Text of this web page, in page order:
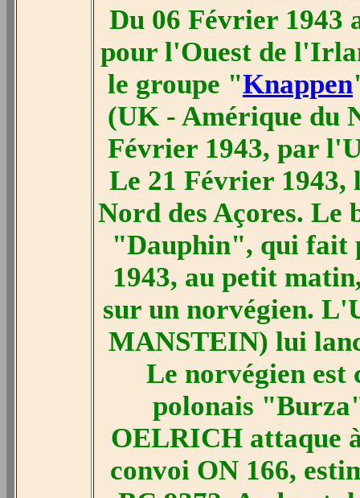
Du 06 Février 1943
pour l'Ouest de
le groupe "Knappen
(UK - Amérique du
Février 1943, par
Le 21 Février
Nord des Açores. Le
"Dauphin", qui fait
1943, au petit
sur un norvégien.
MANSTEIN) lui
Le norvégien est
polonais
OELRICH attaque
convoi ON 166,